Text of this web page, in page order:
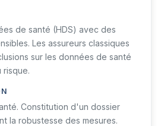
de santé (HDS) avec des
Les assureurs classiques
sur les données de santé
Constitution d'un dossier
la robustesse des mesures.